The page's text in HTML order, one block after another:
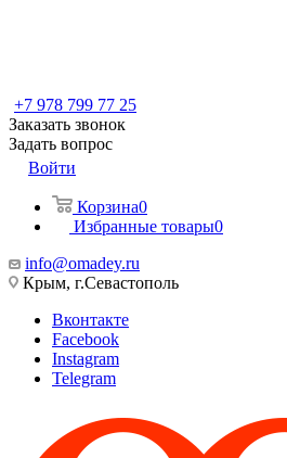
+7 978 799 77 25
Заказать звонок
Задать вопрос
Войти
Корзина0
Избранные товары0
info@omadey.ru
Крым, г.Севастополь
Вконтакте
Facebook
Instagram
Telegram